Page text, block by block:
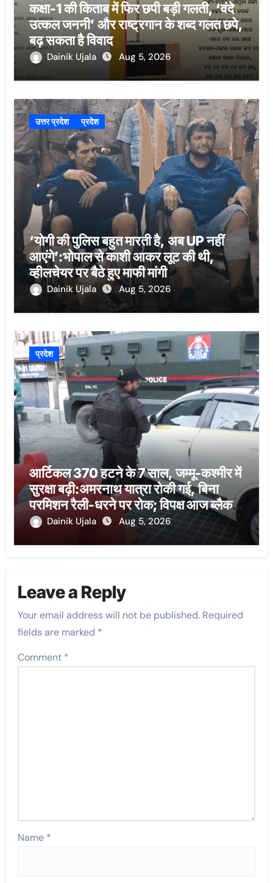
कक्षा-1 की किताब में फिर छपी बड़ी गलती, ‘वंदे
उत्कल जननी’ और राष्ट्रगान के शब्द गलत छपे,
बढ़ सकता है विवाद
Dainik Ujala Aug 5, 2026
उत्तर प्रदेश प्रदेश
‘योगी की पुलिस बहुत मारती है, अब UP नहीं
आएंगे’:भोपाल से काशी आकर लूट की थी,
व्हीलचेयर पर बैठे हुए माफी मांगी
Dainik Ujala Aug 5, 2026
प्रदेश
आर्टिकल 370 हटने के 7 साल, जम्मू-कश्मीर में
सुरक्षा बढ़ी:अमरनाथ यात्रा रोकी गई, बिना
परमिशन रैली-धरने पर रोक; विपक्ष आज ब्लैक डे
मना रहाDainik Ujala Aug 5, 2026
Leave a Reply
Your email address will not be published. Required
fields are marked *
Comment *
Name *